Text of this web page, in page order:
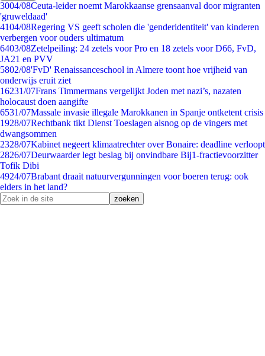
3004/08Ceuta-leider noemt Marokkaanse grensaanval door migranten
'gruweldaad'
4104/08Regering VS geeft scholen die 'genderidentiteit' van kinderen
verbergen voor ouders ultimatum
6403/08Zetelpeiling: 24 zetels voor Pro en 18 zetels voor D66, FvD,
JA21 en PVV
5802/08'FvD' Renaissanceschool in Almere toont hoe vrijheid van
onderwijs eruit ziet
16231/07Frans Timmermans vergelijkt Joden met nazi’s, nazaten
holocaust doen aangifte
6531/07Massale invasie illegale Marokkanen in Spanje ontketent crisis
1928/07Rechtbank tikt Dienst Toeslagen alsnog op de vingers met
dwangsommen
2328/07Kabinet negeert klimaatrechter over Bonaire: deadline verloopt
2826/07Deurwaarder legt beslag bij onvindbare Bij1-fractievoorzitter
Tofik Dibi
4924/07Brabant draait natuurvergunningen voor boeren terug: ook
elders in het land?